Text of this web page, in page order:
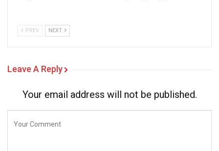
PREV NEXT
Leave A Reply
Your email address will not be published.